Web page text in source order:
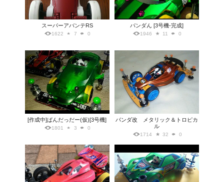
スーパーアバンテRS
1622 7 0
パンダん [3号機-完成]
1946 11 0
[作成中]ぱんだっだー(仮)[3号機]
1801 3 0
パンダ改 メタリック＆トロピカ
ル
1714 32 0